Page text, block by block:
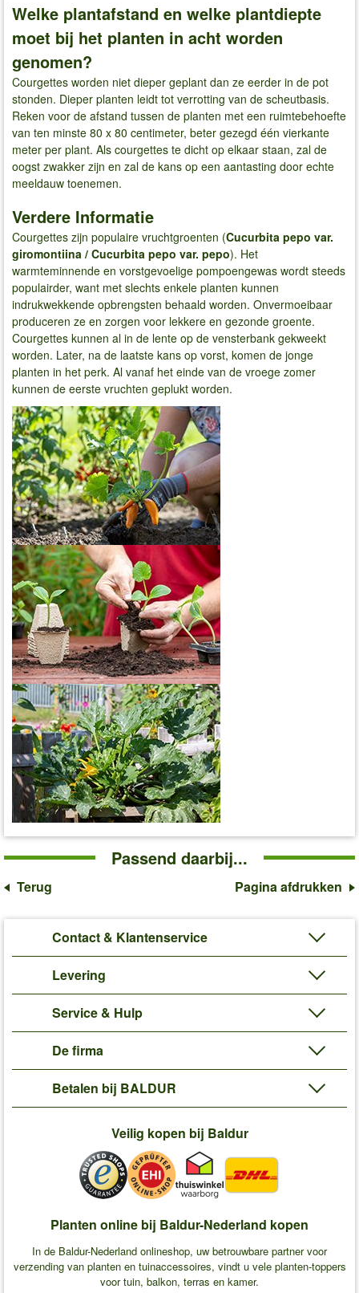
Welke plantafstand en welke plantdiepte
moet bij het planten in acht worden
genomen?
Courgettes worden niet dieper geplant dan ze eerder in de pot
stonden. Dieper planten leidt tot verrotting van de scheutbasis.
Reken voor de afstand tussen de planten met een ruimtebehoefte
van ten minste 80 x 80 centimeter, beter gezegd één vierkante
meter per plant. Als courgettes te dicht op elkaar staan, zal de
oogst zwakker zijn en zal de kans op een aantasting door echte
meeldauw toenemen.
Verdere Informatie
Courgettes zijn populaire vruchtgroenten (Cucurbita pepo var.
giromontiina / Cucurbita pepo var. pepo). Het
warmteminnende en vorstgevoelige pompoengewas wordt steeds
populairder, want met slechts enkele planten kunnen
indrukwekkende opbrengsten behaald worden. Onvermoeibaar
produceren ze en zorgen voor lekkere en gezonde groente.
Courgettes kunnen al in de lente op de vensterbank gekweekt
worden. Later, na de laatste kans op vorst, komen de jonge
planten in het perk. Al vanaf het einde van de vroege zomer
kunnen de eerste vruchten geplukt worden.
Passend daarbij...
Terug Pagina afdrukken
Contact & Klantenservice
Levering
Service & Hulp
De firma
Betalen bij BALDUR
Veilig kopen bij Baldur
Planten online bij Baldur-Nederland kopen
In de Baldur-Nederland onlineshop, uw betrouwbare partner voor
verzending van planten en tuinaccessoires, vindt u vele planten-toppers
voor tuin, balkon, terras en kamer.